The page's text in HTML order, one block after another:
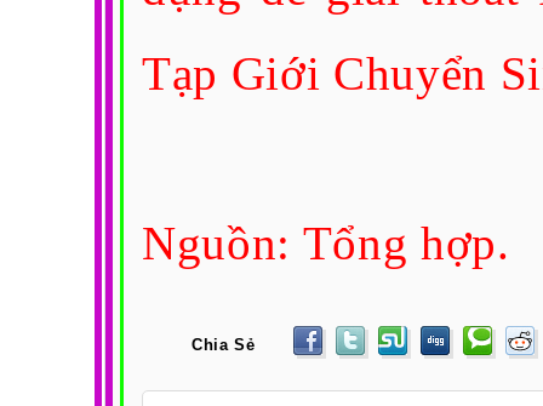
Tạp Giới Chuyển
Nguồn: Tổng hợp.
Chia Sẻ